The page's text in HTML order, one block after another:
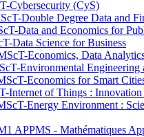
Cybersecurity (CyS)
Double Degree Data and
Data and Economics for
Data Science for Business
Economics, Data
Environmental Engineering
Economics for Smart
Internet of Things :
Energy Environment :
APPMS - Mathématiques